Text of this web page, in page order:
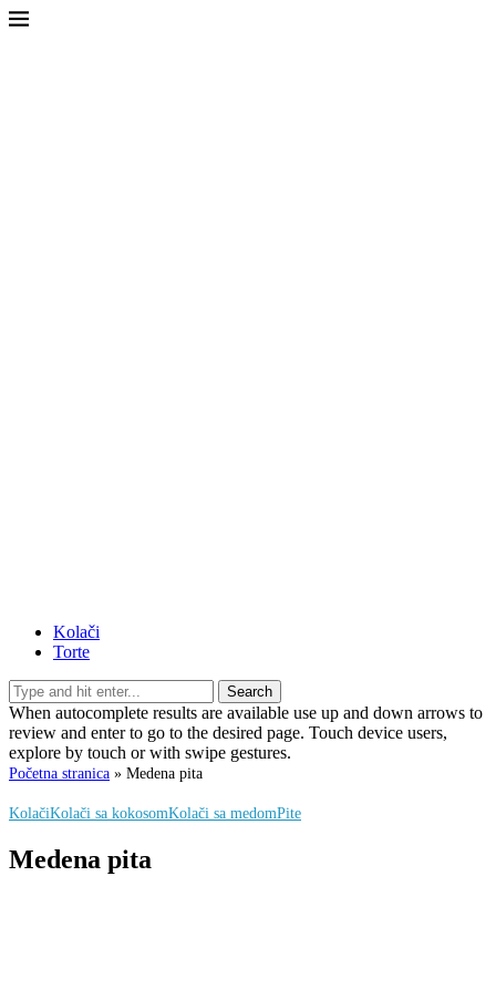
Kolači
Torte
Search
When autocomplete results are available use up and down arrows to
review and enter to go to the desired page. Touch device users,
explore by touch or with swipe gestures.
Početna stranica » Medena pita
KolačiKolači sa kokosomKolači sa medomPite
Medena pita